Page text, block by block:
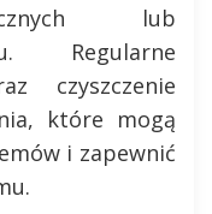
lub
Regularne
czyszczenie
które mogą
i zapewnić